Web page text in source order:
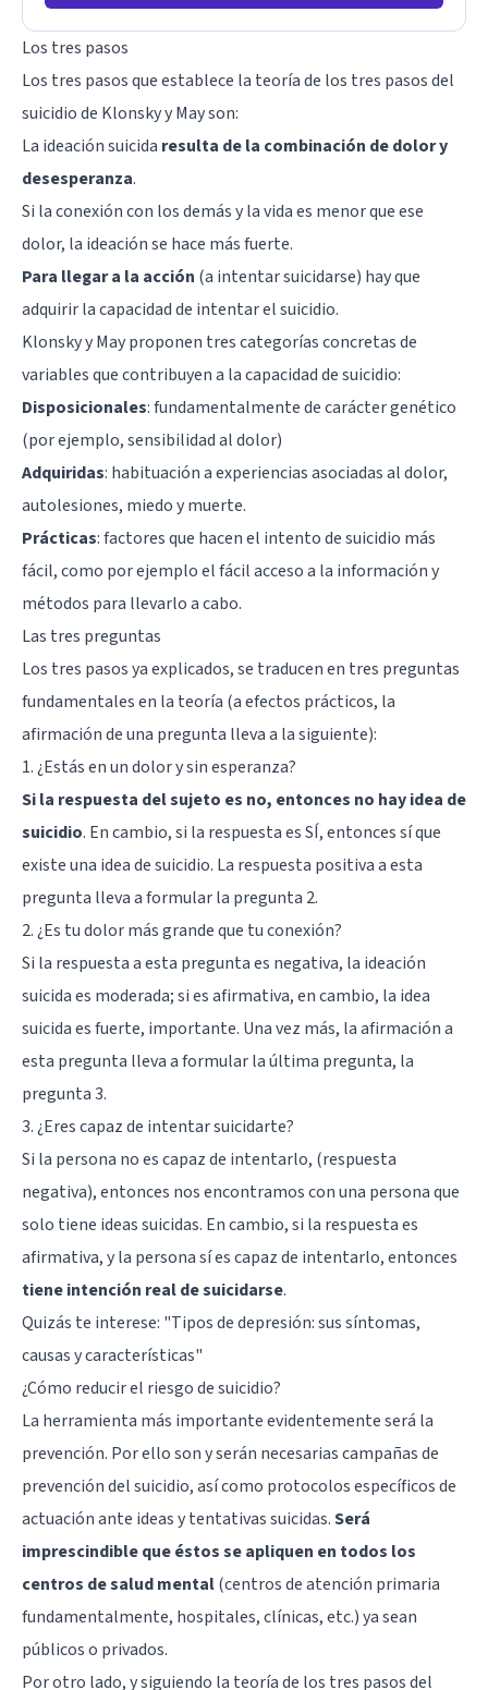
Los tres pasos
Los tres pasos que establece la teoría de los tres pasos del
suicidio de Klonsky y May son:
La ideación suicida resulta de la combinación de dolor y
desesperanza.
Si la conexión con los demás y la vida es menor que ese
dolor, la ideación se hace más fuerte.
Para llegar a la acción (a intentar suicidarse) hay que
adquirir la capacidad de intentar el suicidio.
Klonsky y May proponen tres categorías concretas de
variables que contribuyen a la capacidad de suicidio:
Disposicionales: fundamentalmente de carácter genético
(por ejemplo, sensibilidad al dolor)
Adquiridas: habituación a experiencias asociadas al dolor,
autolesiones, miedo y muerte.
Prácticas: factores que hacen el intento de suicidio más
fácil, como por ejemplo el fácil acceso a la información y
métodos para llevarlo a cabo.
Las tres preguntas
Los tres pasos ya explicados, se traducen en tres preguntas
fundamentales en la teoría (a efectos prácticos, la
afirmación de una pregunta lleva a la siguiente):
1. ¿Estás en un dolor y sin esperanza?
Si la respuesta del sujeto es no, entonces no hay idea de
suicidio. En cambio, si la respuesta es SÍ, entonces sí que
existe una idea de suicidio. La respuesta positiva a esta
pregunta lleva a formular la pregunta 2.
2. ¿Es tu dolor más grande que tu conexión?
Si la respuesta a esta pregunta es negativa, la ideación
suicida es moderada; si es afirmativa, en cambio, la idea
suicida es fuerte, importante. Una vez más, la afirmación a
esta pregunta lleva a formular la última pregunta, la
pregunta 3.
3. ¿Eres capaz de intentar suicidarte?
Si la persona no es capaz de intentarlo, (respuesta
negativa), entonces nos encontramos con una persona que
solo tiene ideas suicidas. En cambio, si la respuesta es
afirmativa, y la persona sí es capaz de intentarlo, entonces
tiene intención real de suicidarse.
Quizás te interese: "Tipos de depresión: sus síntomas,
causas y características"
¿Cómo reducir el riesgo de suicidio?
La herramienta más importante evidentemente será la
prevención. Por ello son y serán necesarias campañas de
prevención del suicidio, así como protocolos específicos de
actuación ante ideas y tentativas suicidas.Será
imprescindible que éstos se apliquen en todos los
centros de salud mental(centros de atención primaria
fundamentalmente, hospitales, clínicas, etc.) ya sean
públicos o privados.
Por otro lado, y siguiendo la teoría de los tres pasos del